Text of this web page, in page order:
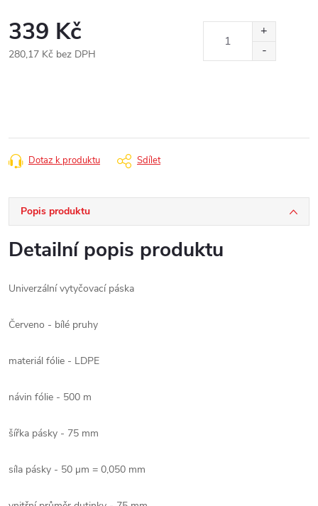
339 Kč
280,17 Kč bez DPH
Dotaz k produktu Sdílet
Popis produktu
Detailní popis produktu
Univerzální vytyčovací páska
Červeno - bílé pruhy
materiál fólie - LDPE
návin fólie - 500 m
šířka pásky - 75 mm
síla pásky - 50 µm = 0,050 mm